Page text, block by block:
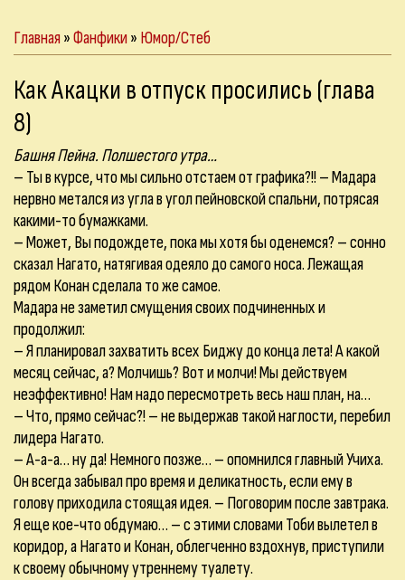
Главная»Фанфики» Юмор/Стеб
Как Акацки в отпуск просились (глава
8)
Башня Пейна. Полшестого утра…
– Ты в курсе, что мы сильно отстаем от графика?!! – Мадара
нервно метался из угла в угол пейновской спальни, потрясая
какими-то бумажками.
– Может, Вы подождете, пока мы хотя бы оденемся? – сонно
сказал Нагато, натягивая одеяло до самого носа. Лежащая
рядом Конан сделала то же самое.
Мадара не заметил смущения своих подчиненных и
продолжил:
– Я планировал захватить всех Биджу до конца лета! А какой
месяц сейчас, а? Молчишь? Вот и молчи! Мы действуем
неэффективно! Нам надо пересмотреть весь наш план, на…
– Что, прямо сейчас?! – не выдержав такой наглости, перебил
лидера Нагато.
– А-а-а… ну да! Немного позже… – опомнился главный Учиха.
Он всегда забывал про время и деликатность, если ему в
голову приходила стоящая идея. – Поговорим после завтрака.
Я еще кое-что обдумаю… – с этими словами Тоби вылетел в
коридор, а Нагато и Конан, облегченно вздохнув, приступили
к своему обычному утреннему туалету.